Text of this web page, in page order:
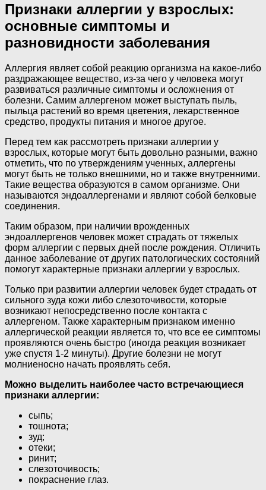
Признаки аллергии у взрослых:
основные симптомы и
разновидности заболевания
Аллергия являет собой реакцию организма на какое-либо
раздражающее вещество, из-за чего у человека могут
развиваться различные симптомы и осложнения от
болезни. Самим аллергеном может выступать пыль,
пыльца растений во время цветения, лекарственное
средство, продукты питания и многое другое.
Перед тем как рассмотреть признаки аллергии у
взрослых, которые могут быть довольно разными, важно
отметить, что по утверждениям ученных, аллергены
могут быть не только внешними, но и также внутренними.
Такие вещества образуются в самом организме. Они
называются эндоаллергенами и являют собой белковые
соединения.
Таким образом, при наличии врожденных
эндоаллергенов человек может страдать от тяжелых
форм аллергии с первых дней после рождения. Отличить
данное заболевание от других патологических состояний
помогут характерные признаки аллергии у взрослых.
Только при развитии аллергии человек будет страдать от
сильного зуда кожи либо слезоточивости, которые
возникают непосредственно после контакта с
аллергеном. Также характерным признаком именно
аллергической реакции является то, что все ее симптомы
проявляются очень быстро (иногда реакция возникает
уже спустя 1-2 минуты). Другие болезни не могут
молниеносно начать проявлять себя.
Можно выделить наиболее часто встречающиеся
признаки аллергии:
сыпь;
тошнота;
зуд;
отеки;
ринит;
слезоточивость;
покраснение глаз.